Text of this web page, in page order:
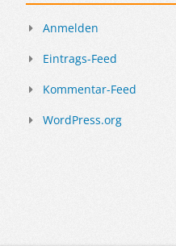
Anmelden
Eintrags-Feed
Kommentar-Feed
WordPress.org